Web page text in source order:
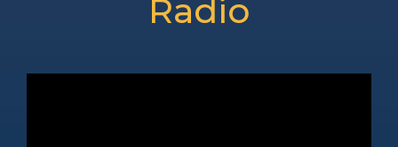
Radio